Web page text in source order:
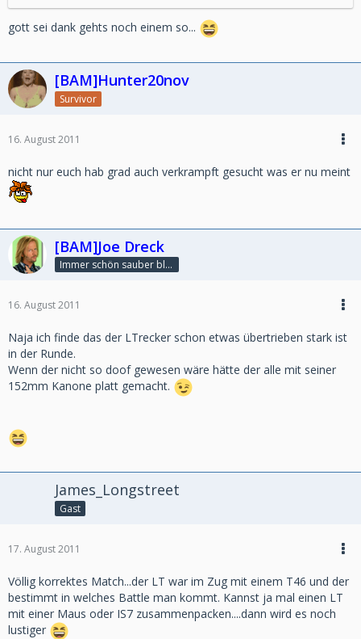
gott sei dank gehts noch einem so...
[BAM]Hunter20nov
Survivor
16. August 2011
nicht nur euch hab grad auch verkrampft gesucht was er nu meint
[BAM]Joe Dreck
Immer schön sauber bleiben
16. August 2011
Naja ich finde das der LTrecker schon etwas übertrieben stark ist
in der Runde.
Wenn der nicht so doof gewesen wäre hätte der alle mit seiner
152mm Kanone platt gemacht.
James_Longstreet
Gast
17. August 2011
Völlig korrektes Match...der LT war im Zug mit einem T46 und der
bestimmt in welches Battle man kommt. Kannst ja mal einen LT
mit einer Maus oder IS7 zusammenpacken....dann wird es noch
lustiger